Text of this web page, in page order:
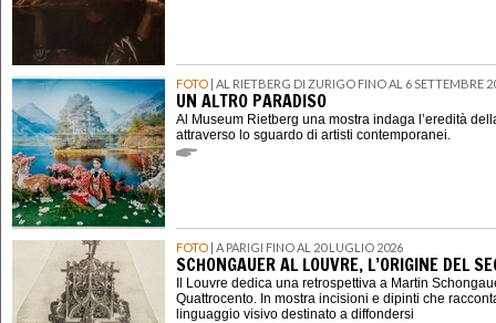
FOTO | AL RIETBERG DI ZURIGO FINO AL 6 SETTEMBRE
UN ALTRO PARADISO
Al Museum Rietberg una mostra indaga l’eredità
attraverso lo sguardo di artisti contemporanei.
FOTO | A PARIGI FINO AL 20 LUGLIO 2026
SCHONGAUER AL LOUVRE, L’ORIGINE DEL
Il Louvre dedica una retrospettiva a Martin
Quattrocento. In mostra incisioni e dipinti che
linguaggio visivo destinato a diffondersi